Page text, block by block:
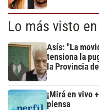
Lo más visto en
Asís: "La
tensiona la
la Provincia
¡Mirá en vivo
piensa